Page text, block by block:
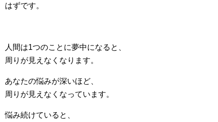
はずです。
人間は1つのことに夢中になると、
周りが見えなくなります。
あなたの悩みが深いほど、
周りが見えなくなっています。
悩み続けていると、